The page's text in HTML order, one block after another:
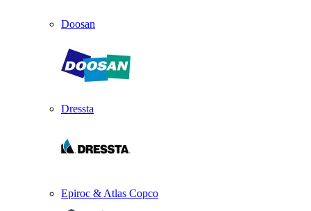
Doosan
Dressta
Epiroc & Atlas Copco